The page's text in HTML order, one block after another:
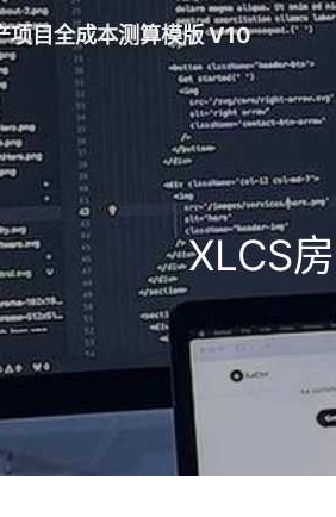
项目全成本测算模版 V10
XLCS